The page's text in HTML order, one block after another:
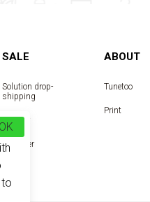
SALE
Solution drop-
shipping
Reseller
Designer
ABOUT
Tunetoo
Print
OK